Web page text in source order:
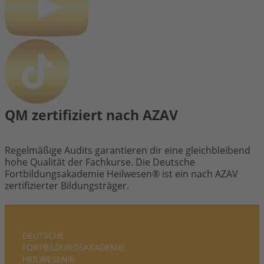
QM zertifiziert nach AZAV
Regelmäßige Audits garantieren dir eine gleichbleibend
hohe Qualität der Fachkurse. Die Deutsche
Fortbildungsakademie Heilwesen® ist ein nach AZAV
zertifizierter Bildungsträger.
DEUTSCHE
FORTBILDUNGS­AKADEMIE
HEILWESEN®